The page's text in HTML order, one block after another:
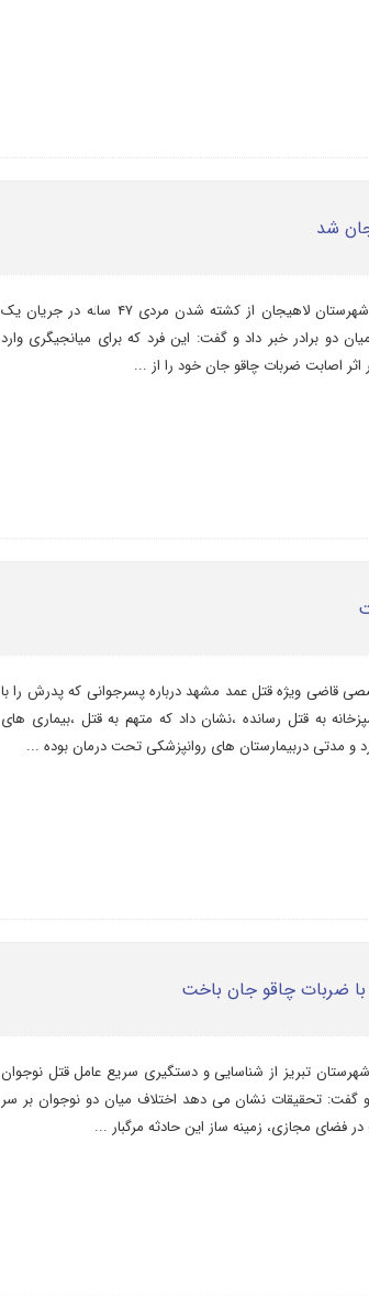
فرمانده انتظامی شهرستان لاهیجان از کشته شدن مردی ۴۷ ساله در جریان یک
دو برادر خبر داد و گفت: این فرد که برای میانجیگری وارد
اثر اصابت ضربات چاقو جان خود را از ...
قاضی ویژه قتل عمد مشهد درباره پسرجوانی که پدرش را با
به قتل رسانده ،نشان داد که متهم به قتل ،بیماری های
و مدتی دربیمارستان های روانپزشکی تحت درمان بوده ...
شهرستان تبریز از شناسایی و دستگیری سریع عامل قتل نوجوان
و گفت: تحقیقات نشان می دهد اختلاف میان دو نوجوان بر سر
فضای مجازی، زمینه ساز این حادثه مرگبار ...